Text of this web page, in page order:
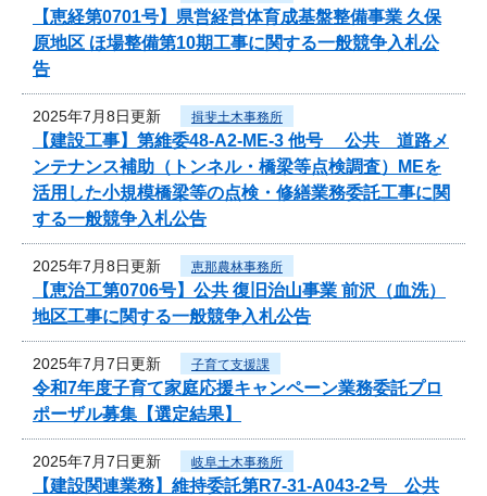
【恵経第0701号】県営経営体育成基盤整備事業 久保
原地区 ほ場整備第10期工事に関する一般競争入札公
告
2025年7月8日更新 揖斐土木事務所
【建設工事】第維委48-A2-ME-3 他号 公共 道路メ
ンテナンス補助（トンネル・橋梁等点検調査）MEを
活用した小規模橋梁等の点検・修繕業務委託工事に関
する一般競争入札公告
2025年7月8日更新 恵那農林事務所
【恵治工第0706号】公共 復旧治山事業 前沢（血洗）
地区工事に関する一般競争入札公告
2025年7月7日更新 子育て支援課
令和7年度子育て家庭応援キャンペーン業務委託プロ
ポーザル募集【選定結果】
2025年7月7日更新 岐阜土木事務所
【建設関連業務】維持委託第R7-31-A043-2号 公共